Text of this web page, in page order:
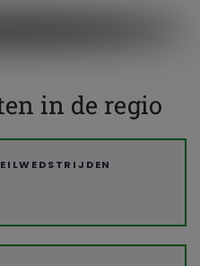
in de regio